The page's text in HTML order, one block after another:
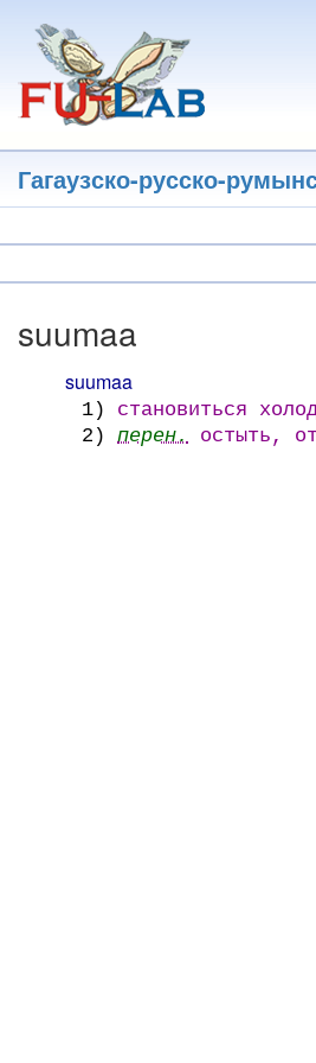
основному
содержанию
Гагаузско-русско-
suumaa
suumaa
1)
становиться
2)
перен. остыть,